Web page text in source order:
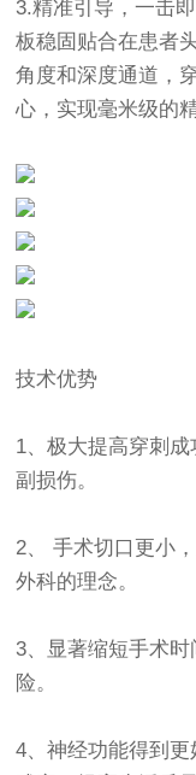
3.精准引导，一击
板稳固贴合在患者
角度和深度通道，
心，实现毫米级的
技术优势
1、极大提高穿刺
副损伤。
2、 手术切口更小
外科的理念。
3、显著缩短手术
险。
4、神经功能得到